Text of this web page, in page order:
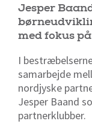
Jesper
med fokus
I
samarbejde
nordjyske
Jesper Baand
partnerklubber.